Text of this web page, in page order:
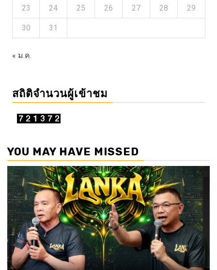
23 24 25 26 27 28 29
30 31
« ม.ค.
สถิติจำนวนผู้เข้าชม
YOU MAY HAVE MISSED